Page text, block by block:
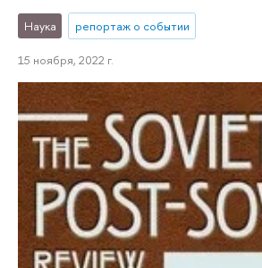
Наука репортаж о событии
15 ноября, 2022 г.